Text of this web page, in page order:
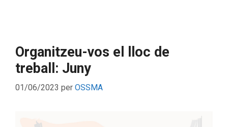
Organitzeu-vos el lloc de
treball: Juny
01/06/2023 per OSSMA